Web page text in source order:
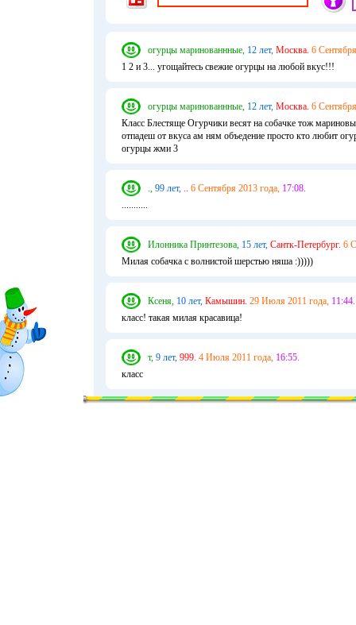
огурцы маринованнные, 12 лет, Москва. 6
1 2 и 3... угощайтесь свежие огурцы на любой вкус!!!
огурцы маринованнные, 12 лет, Москва. 6
Класс Блестяще Огурчики весят на собачке тож
отпадеш от вкуса ам ням объедение просто кто любит
огурцы жми 3
., 99 лет, .. 6 Сентября 2013 года, 17:08.
...........
Илонника Принтезова, 15 лет, Сантк-Петербург. 6
Милая собачка с волнистой шерстью няша :)))))
Ксеня, 10 лет, Камышин. 29 Июля 2011 года, 11:44.
класс! такая милая красавица!
т, 9 лет, 999. 4 Июля 2011 года, 16:55.
класс